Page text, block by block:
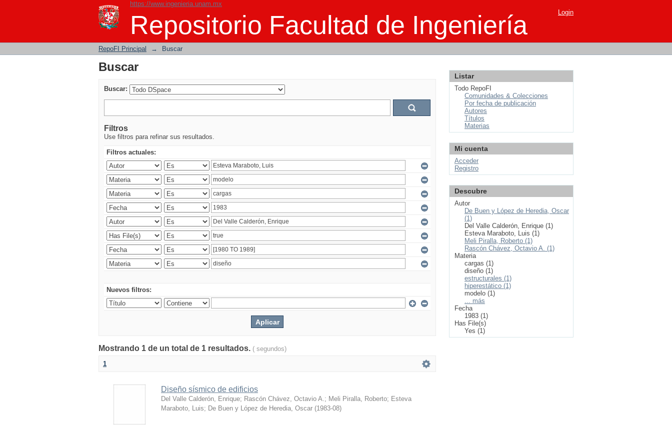
https://www.ingenieria.unam.mx
Repositorio Facultad de Ingeniería
Buscar Login
RepoFI Principal → Buscar
Buscar
Buscar:
Filtros
Use filtros para refinar sus resultados.
Filtros actuales:
Nuevos filtros:
Mostrando 1 de un total de 1 resultados. ( segundos)
1
Diseño sísmico de edificios
Del Valle Calderón, Enrique; Rascón Chávez, Octavio A.; Meli Piralla, Roberto; Esteva
Maraboto, Luis; De Buen y López de Heredia, Oscar (1983-08)
Listar
Todo RepoFI
Comunidades & Colecciones
Por fecha de publicación
Autores
Títulos
Materias
Mi cuenta
Acceder
Registro
Descubre
Autor
De Buen y López de Heredia, Oscar
(1)
Del Valle Calderón, Enrique (1)
Esteva Maraboto, Luis (1)
Meli Piralla, Roberto (1)
Rascón Chávez, Octavio A. (1)
Materia
cargas (1)
diseño (1)
estructurales (1)
hiperestático (1)
modelo (1)
... más
Fecha
1983 (1)
Has File(s)
Yes (1)